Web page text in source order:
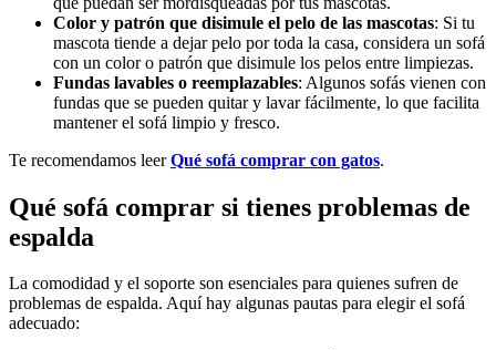
Color y patrón que disimule el pelo de las mascotas: Si tu
mascota tiende a dejar pelo por toda la casa, considera un sofá
con un color o patrón que disimule los pelos entre limpiezas.
Fundas lavables o reemplazables: Algunos sofás vienen con
fundas que se pueden quitar y lavar fácilmente, lo que facilita
mantener el sofá limpio y fresco.
Te recomendamos leerQué sofá comprar con gatos.
Qué sofá comprar si tienes problemas de
espalda
La comodidad y el soporte son esenciales para quienes sufren de
problemas de espalda. Aquí hay algunas pautas para elegir el sofá
adecuado: